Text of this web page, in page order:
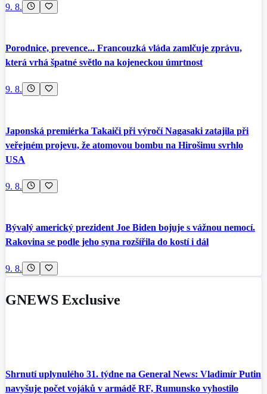
9. 8.
Porodnice, prevence... Francouzká vláda zamlčuje zprávu,
která vrhá špatné světlo na kojeneckou úmrtnost
9. 8.
Japonská premiérka Takaiči při výročí Nagasaki zatajila při
veřejném projevu, že atomovou bombu na Hirošimu svrhlo
USA
9. 8.
Bývalý americký prezident Joe Biden bojuje s vážnou nemocí.
Rakovina se podle jeho syna rozšířila do kostí i dál
9. 8.
GNEWS Exclusive
Shrnutí uplynulého 31. týdne na General News: Vladimír Putin
navyšuje počet vojáků v armádě RF, Rumunsko vyhostilo